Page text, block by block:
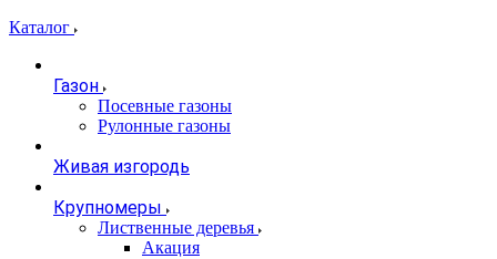
Каталог
Газон
Посевные газоны
Рулонные газоны
Живая изгородь
Крупномеры
Лиственные деревья
Акация